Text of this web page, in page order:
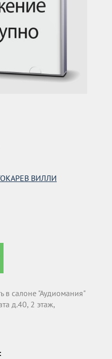
ВИЛЛИ
в салоне "Аудиомания"
д.40, 2 этаж,